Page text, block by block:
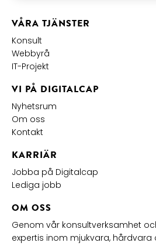
OM OSS
Genom vår konsultverksamhet
expertis inom mjukvara,
VÅRA TJÄNSTER
Konsult
Webbyrå
IT-Projekt
VI PÅ DIGITALCAP
Nyhetsrum
Om oss
Kontakt
KARRIÄR
Jobba på Digitalcap
Lediga jobb